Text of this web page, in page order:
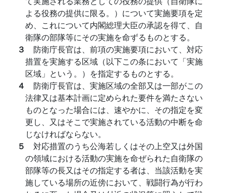
よる役務の提供に限る。）について実施要項を定
め、これについて内閣総理大臣の承認を得て、自
衛隊の部隊等にその実施を命ずるものとする。
３ 防衛庁長官は、前項の実施要項において、対応
措置を実施する区域（以下この条において「実施
区域」という。）を指定するものとする。
４ 防衛庁長官は、実施区域の全部又は一部がこの
法律又は基本計画に定められた要件を満たさない
ものとなった場合には、速やかに、その指定を変
更し、又はそこで実施されている活動の中断を命
じなければならない。
５ 対応措置のうち公海若しくはその上空又は外国
の領域における活動の実施を命ぜられた自衛隊の
部隊等の長又はその指定する者は、当該活動を実
施している場所の近傍において、戦闘行為が行わ